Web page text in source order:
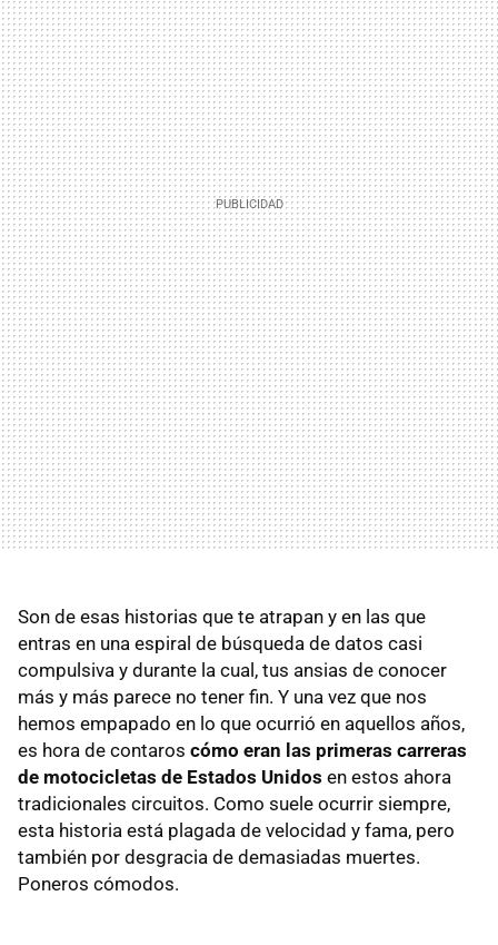
Son de esas historias que te atrapan y en las que
entras en una espiral de búsqueda de datos casi
compulsiva y durante la cual, tus ansias de conocer
más y más parece no tener fin. Y una vez que nos
hemos empapado en lo que ocurrió en aquellos años,
es hora de contaros cómo eran las primeras carreras
de motocicletas de Estados Unidos en estos ahora
tradicionales circuitos. Como suele ocurrir siempre,
esta historia está plagada de velocidad y fama, pero
también por desgracia de demasiadas muertes.
Poneros cómodos.